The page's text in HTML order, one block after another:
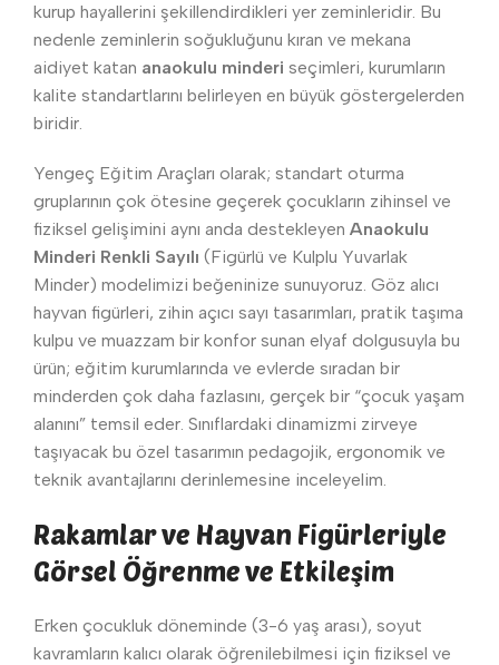
kurup hayallerini şekillendirdikleri yer zeminleridir. Bu
nedenle zeminlerin soğukluğunu kıran ve mekana
aidiyet katan anaokulu minderi seçimleri, kurumların
kalite standartlarını belirleyen en büyük göstergelerden
biridir.
Yengeç Eğitim Araçları olarak; standart oturma
gruplarının çok ötesine geçerek çocukların zihinsel ve
fiziksel gelişimini aynı anda destekleyen Anaokulu
Minderi Renkli Sayılı (Figürlü ve Kulplu Yuvarlak
Minder) modelimizi beğeninize sunuyoruz. Göz alıcı
hayvan figürleri, zihin açıcı sayı tasarımları, pratik taşıma
kulpu ve muazzam bir konfor sunan elyaf dolgusuyla bu
ürün; eğitim kurumlarında ve evlerde sıradan bir
minderden çok daha fazlasını, gerçek bir “çocuk yaşam
alanını” temsil eder. Sınıflardaki dinamizmi zirveye
taşıyacak bu özel tasarımın pedagojik, ergonomik ve
teknik avantajlarını derinlemesine inceleyelim.
Rakamlar ve Hayvan Figürleriyle
Görsel Öğrenme ve Etkileşim
Erken çocukluk döneminde (3-6 yaş arası), soyut
kavramların kalıcı olarak öğrenilebilmesi için fiziksel ve